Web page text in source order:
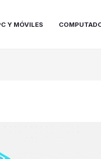
Y MÓVILES